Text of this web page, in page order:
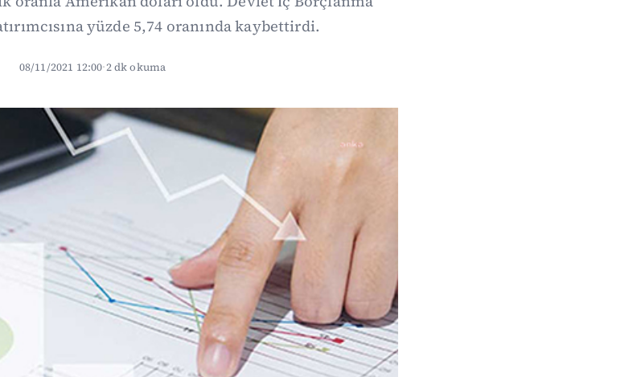
yüzde 5,74 oranında kaybettirdi.
08/11/2021 12:00·2 dk okuma